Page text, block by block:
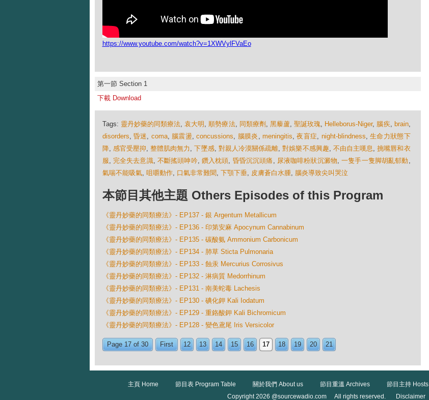
https://www.youtube.com/watch?v=1XWVylFVaEo
第一節 Section 1
下載 Download
Tags: 靈丹妙藥的同類療法,袁大明 , 順勢療法, 同類療劑 , 黑藜蘆,聖誕玫瑰, Helleborus-Niger, 腦疾, brain,
disorders, 昏迷, coma, 腦震盪,concussions, 腦膜炎 ,meningitis,夜盲症, night-blindness, 生命力狀態下
降, 感官受壓抑, 整體肌肉無力 ,下墜感, 對親人冷漠關係疏離,對娛樂不感興趣, 不由自主嘆息,挑嘴唇和衣
服, 完全失去意識, 不斷搖頭呻吟, 鑽入枕頭, 昏昏沉沉頭痛 , 尿液咖啡粉狀沉澱物,一隻手一隻脚胡亂郁動,
氣喘不能吸氣, 咀嚼動作, 口氣非常難聞, 下顎下垂, 皮膚蒼白水腫, 腦炎導致尖叫哭泣
本節目其他主題 Others Episodes of this Program
《靈丹妙藥的同類療法》- EP137 - 銀 Argentum Metallicum
《靈丹妙藥的同類療法》- EP136 - 印第安麻 Apocynum Cannabinum
《靈丹妙藥的同類療法》- EP135 - 碳酸氨 Ammonium Carbonicum
《靈丹妙藥的同類療法》- EP134 - 肺草 Sticta Pulmonaria
《靈丹妙藥的同類療法》- EP133 - 蝕汞 Mercurius Corrosivus
《靈丹妙藥的同類療法》- EP132 - 淋病質 Medorrhinum
《靈丹妙藥的同類療法》- EP131 - 南美蛇毒 Lachesis
《靈丹妙藥的同類療法》- EP130 - 碘化鉀 Kali Iodatum
《靈丹妙藥的同類療法》- EP129 - 重鉻酸鉀 Kali Bichromicum
《靈丹妙藥的同類療法》- EP128 - 變色鳶尾 Iris Versicolor
Page 17 of 30 First 12 13 14 15 16 17 18 19 20 21
主頁 Home 節目表 Program Table 關於我們 About us 節目重溫 Archives 節目主持 Hosts
Copyright 2026 @sourcewadio.com All rights reserved.
Disclaimer